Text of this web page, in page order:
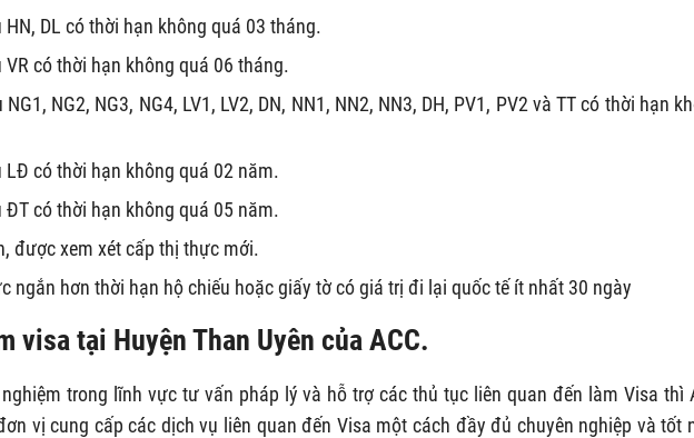
DL có thời hạn không quá 03 tháng.
có thời hạn không quá 06 tháng.
NG2, NG3, NG4, LV1, LV2, DN, NN1, NN2, NN3, DH, PV1, PV2 và TT có thời hạn
LĐ có thời hạn không quá 02 năm.
ĐT có thời hạn không quá 05 năm.
được xem xét cấp thị thực mới.
ngắn hơn thời hạn hộ chiếu hoặc giấy tờ có giá trị đi lại quốc tế ít nhất 30 ngày
visa tại Huyện Than Uyên của ACC.
trong lĩnh vực tư vấn pháp lý và hỗ trợ các thủ tục liên quan đến làm Visa thì
vị cung cấp các dịch vụ liên quan đến Visa một cách đầy đủ chuyên nghiệp và tốt